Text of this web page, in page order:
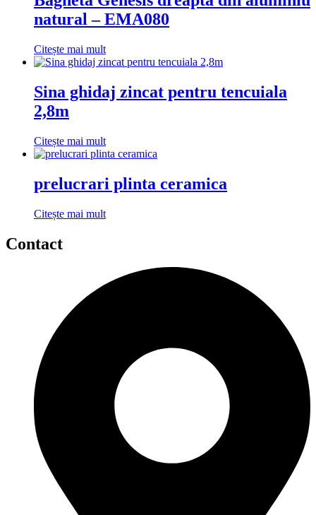
natural – EMA080
Citește mai mult
Sina ghidaj zincat pentru tencuiala
2,8m
Citește mai mult
prelucrari plinta ceramica
Citește mai mult
Contact